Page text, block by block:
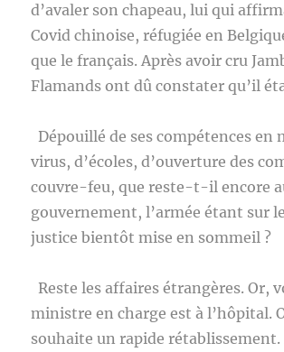
d’avaler son chapeau, lui qui
Covid chinoise, réfugiée en
que le français. Après avoir cru
Flamands ont dû constater qu’il
Dépouillé de ses compétences en
virus, d’écoles, d’ouverture des
couvre-feu, que reste-t-il encore
gouvernement, l’armée étant sur
justice bientôt mise en sommeil ?
Reste les affaires étrangères. Or,
ministre en charge est à l’hôpital.
souhaite un rapide rétablissement.